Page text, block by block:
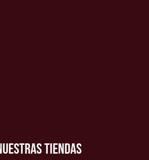
TIENDAS